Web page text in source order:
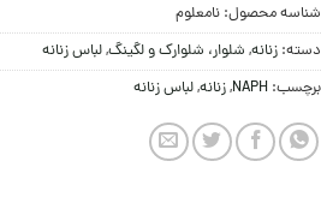
شناسه محصول: نامعلوم
دسته: زنانه, شلوار، شلوارک و لگینگ,لباس زنانه
برچسب: NAPH
,زنانه,لباس زنانه